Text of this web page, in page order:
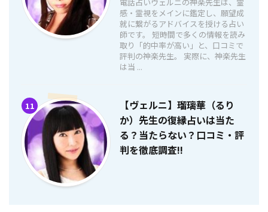
感・霊視をメインに鑑定し、願望成
就に繋がるアドバイスを授ける占い
師です。 短時間で多くの情報を読み
取り「的中率が高い」と、口コミで
評判の神楽先生。 実際に、神楽先生
は当 ...
11
【ヴェルニ】瑠璃華（るり
か）先生の復縁占いは当た
る？当たらない？口コミ・評
判を徹底調査!!